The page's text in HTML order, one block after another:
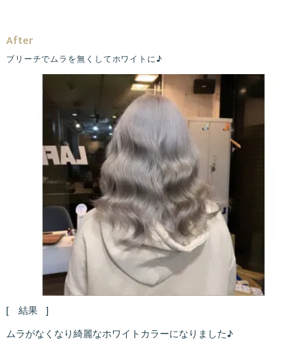
After
ブリーチでムラを無くしてホワイトに♪
[ 結果 ]
ムラがなくなり綺麗なホワイトカラーになりました♪